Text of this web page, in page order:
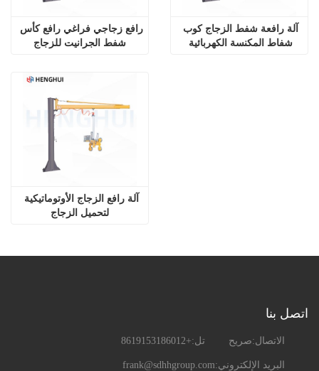
شفط الجرانيت للزجاج
لتحميل الزجاج
اتصل بنا
الاتصال:صريح تل:+8619153186012
البريد الإلكتروني:frank@sdhhgroup.com